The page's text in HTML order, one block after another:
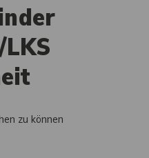
zu können